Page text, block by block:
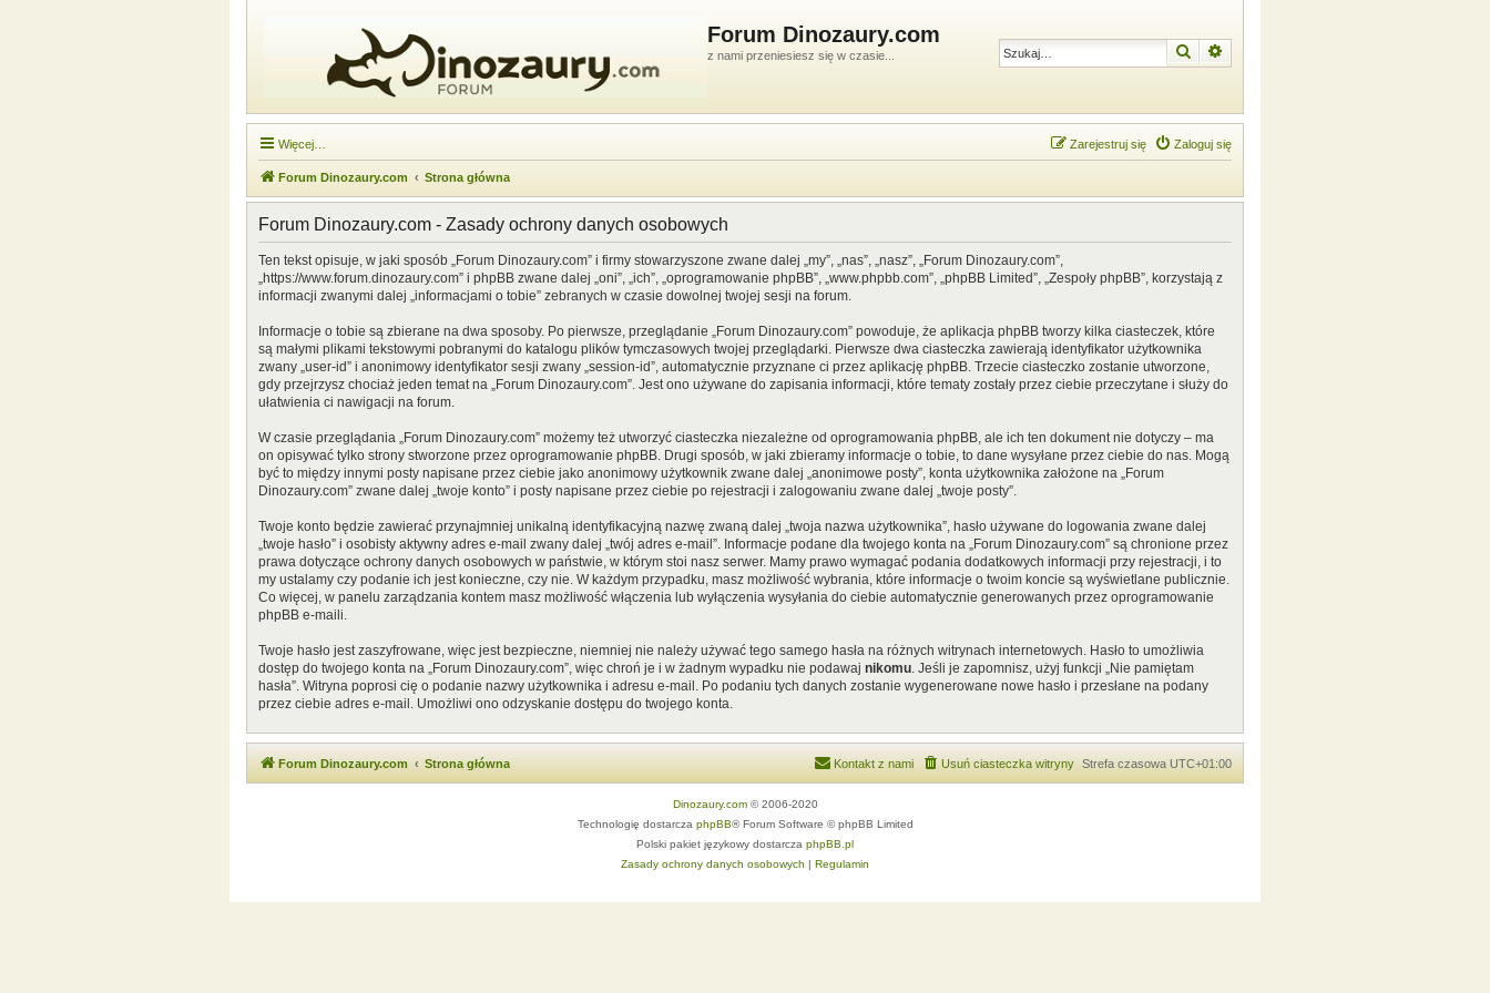
Forum Dinozaury.com
z nami przeniesiesz się w czasie... Szukaj
Więcej… Zaloguj się
Zarejestruj się
Forum Dinozaury.com Strona główna
Forum Dinozaury.com - Zasady ochrony danych osobowych
Ten tekst opisuje, w jaki sposób „Forum Dinozaury.com” i firmy stowarzyszone zwane dalej „my”, „nas”, „nasz”, „Forum Dinozaury.com”,
„https://www.forum.dinozaury.com” i phpBB zwane dalej „oni”, „ich”, „oprogramowanie phpBB”, „www.phpbb.com”, „phpBB Limited”, „Zespoły phpBB”, korzystają z
informacji zwanymi dalej „informacjami o tobie” zebranych w czasie dowolnej twojej sesji na forum.
Informacje o tobie są zbierane na dwa sposoby. Po pierwsze, przeglądanie „Forum Dinozaury.com” powoduje, że aplikacja phpBB tworzy kilka ciasteczek, które
są małymi plikami tekstowymi pobranymi do katalogu plików tymczasowych twojej przeglądarki. Pierwsze dwa ciasteczka zawierają identyfikator użytkownika
zwany „user-id” i anonimowy identyfikator sesji zwany „session-id”, automatycznie przyznane ci przez aplikację phpBB. Trzecie ciasteczko zostanie utworzone,
gdy przejrzysz chociaż jeden temat na „Forum Dinozaury.com”. Jest ono używane do zapisania informacji, które tematy zostały przez ciebie przeczytane i służy do
ułatwienia ci nawigacji na forum.
W czasie przeglądania „Forum Dinozaury.com” możemy też utworzyć ciasteczka niezależne od oprogramowania phpBB, ale ich ten dokument nie dotyczy – ma
on opisywać tylko strony stworzone przez oprogramowanie phpBB. Drugi sposób, w jaki zbieramy informacje o tobie, to dane wysyłane przez ciebie do nas. Mogą
być to między innymi posty napisane przez ciebie jako anonimowy użytkownik zwane dalej „anonimowe posty”, konta użytkownika założone na „Forum
Dinozaury.com” zwane dalej „twoje konto” i posty napisane przez ciebie po rejestracji i zalogowaniu zwane dalej „twoje posty”.
Twoje konto będzie zawierać przynajmniej unikalną identyfikacyjną nazwę zwaną dalej „twoja nazwa użytkownika”, hasło używane do logowania zwane dalej
„twoje hasło” i osobisty aktywny adres e-mail zwany dalej „twój adres e-mail”. Informacje podane dla twojego konta na „Forum Dinozaury.com” są chronione przez
prawa dotyczące ochrony danych osobowych w państwie, w którym stoi nasz serwer. Mamy prawo wymagać podania dodatkowych informacji przy rejestracji, i to
my ustalamy czy podanie ich jest konieczne, czy nie. W każdym przypadku, masz możliwość wybrania, które informacje o twoim koncie są wyświetlane publicznie.
Co więcej, w panelu zarządzania kontem masz możliwość włączenia lub wyłączenia wysyłania do ciebie automatycznie generowanych przez oprogramowanie
phpBB e-maili.
Twoje hasło jest zaszyfrowane, więc jest bezpieczne, niemniej nie należy używać tego samego hasła na różnych witrynach internetowych. Hasło to umożliwia
dostęp do twojego konta na „Forum Dinozaury.com”, więc chroń je i w żadnym wypadku nie podawaj nikomu. Jeśli je zapomnisz, użyj funkcji „Nie pamiętam
hasła”. Witryna poprosi cię o podanie nazwy użytkownika i adresu e-mail. Po podaniu tych danych zostanie wygenerowane nowe hasło i przesłane na podany
przez ciebie adres e-mail. Umożliwi ono odzyskanie dostępu do twojego konta.
Forum Dinozaury.com Strona główna Strefa czasowa UTC+01:00
Usuń ciasteczka witryny
Kontakt z nami
Dinozaury.com© 2006-2020
Technologię dostarcza phpBB® Forum Software © phpBB Limited
Polski pakiet językowy dostarcza phpBB.pl
Zasady ochrony danych osobowych | Regulamin